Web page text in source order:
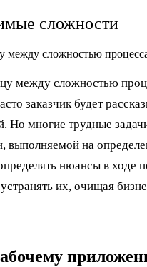
сложности
сложностью
между сложностью
заказчик будет
Но многие трудные
выполняемой на
нюансы в ходе
их, очищая